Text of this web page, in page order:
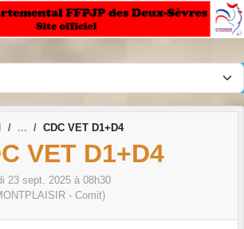
CDC VET D1+D4
VET D1+D4
23 sept. 2025 à 08h30
- Comit)
des cookies